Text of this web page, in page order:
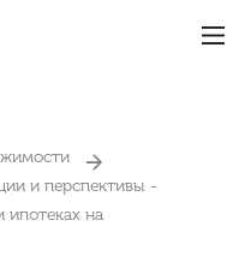
и перспективы -
ипотеках на